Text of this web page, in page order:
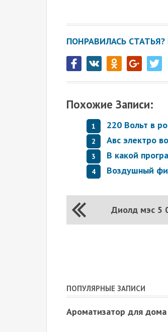
ПОНРАВИЛАСЬ
Похожие Записи:
220 Вольт в
Авс электро
В какой
Воздушный
Диолд мэс 5
ПОПУЛЯРНЫЕ ЗАПИСИ
Ароматизатор для